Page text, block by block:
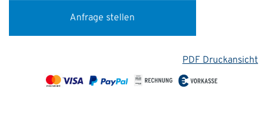
Anfrage stellen
PDF Druckansicht